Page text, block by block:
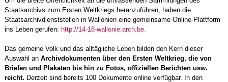
Staatsarchivs zum Ersten Weltkriegs heranzuführen, haben die
Staatsarchivdienststellen in Wallonien eine gemeinsame Online-Plattform
ins Leben gerufen: http://14-18-wallonie.arch.be.
Das gemeine Volk und das alltägliche Leben bilden den Kern dieser
Auswahl an Archivdokumenten über den Ersten Weltkrieg, die von
Briefen und Plakaten bis hin zu Fotos, offiziellen Berichten usw.
reicht. Derzeit sind bereits 100 Dokumente online verfügbar. In den